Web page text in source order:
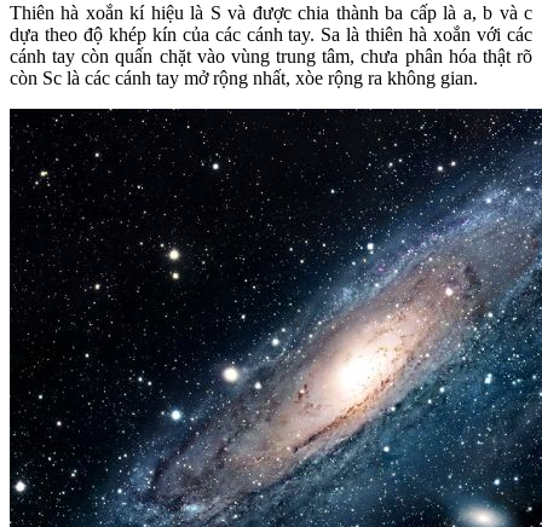
Thiên hà xoắn kí hiệu là S và được chia thành ba cấp là a, b và c
dựa theo độ khép kín của các cánh tay. Sa là thiên hà xoắn với các
cánh tay còn quấn chặt vào vùng trung tâm, chưa phân hóa thật rõ
còn Sc là các cánh tay mở rộng nhất, xòe rộng ra không gian.